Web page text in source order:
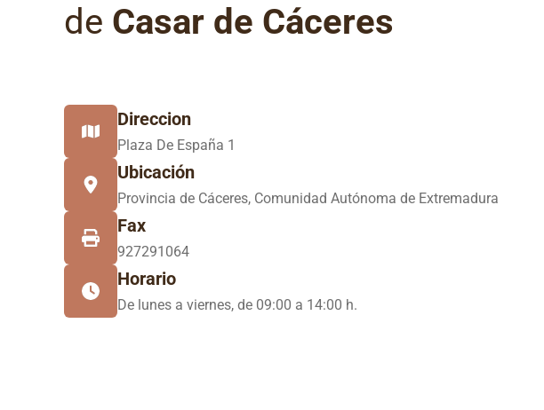
de Casar de Cáceres
Direccion
Plaza De España 1
Ubicación
Provincia de Cáceres, Comunidad Autónoma de Extremadura
Fax
927291064
Horario
De lunes a viernes, de 09:00 a 14:00 h.